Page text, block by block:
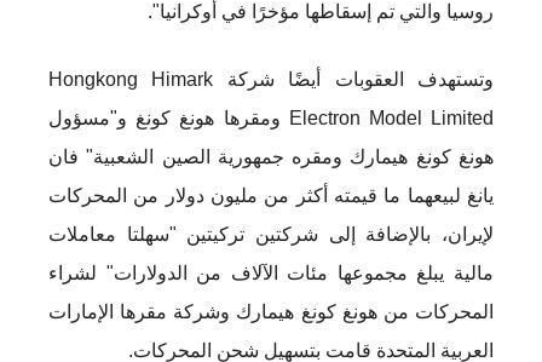
روسيا والتي تم إسقاطها مؤخرًا في أوكرانيا".
وتستهدف العقوبات أيضًا شركة Hongkong Himark
Electron Model Limited ومقرها هونغ كونغ و"مسؤول
هونغ كونغ هيمارك ومقره جمهورية الصين الشعبية" فان
يانغ لبيعهما ما قيمته أكثر من مليون دولار من المحركات
لإيران، بالإضافة إلى شركتين تركيتين "سهلتا معاملات
مالية يبلغ مجموعها مئات الآلاف من الدولارات" لشراء
المحركات من هونغ كونغ هيمارك وشركة مقرها الإمارات
العربية المتحدة قامت بتسهيل شحن المحركات.